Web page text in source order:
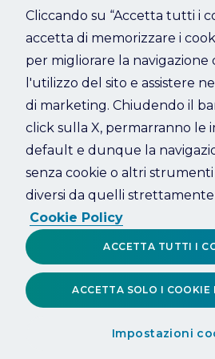
Refresh
Cliccando su “Accetta tutti i
accetta di memorizzare i
per migliorare la navigazione
l'utilizzo del sito e assistere
di marketing. Chiudendo il
click sulla X, permarranno le
default e dunque la
senza cookie o altri
diversi da quelli strettamente
Cookie Policy
Impostazioni
ACCETTA SOLO I COOKIE
ACCETTA TUTTI I